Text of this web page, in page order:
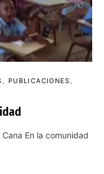
PUBLICACIONES
En la comunidad